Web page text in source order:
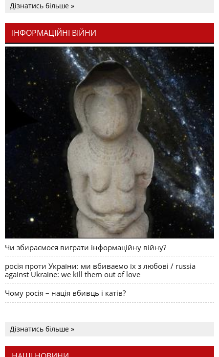
Дізнатись більше »
ІНФОРМАЦІЙНІ ВІЙНИ
Чи збираємося виграти інформаційну війну?
росія проти України: ми вбиваємо їх з любові / russia
against Ukraine: we kill them out of love
Чому росія – нація вбивць і катів?
Дізнатись більше »